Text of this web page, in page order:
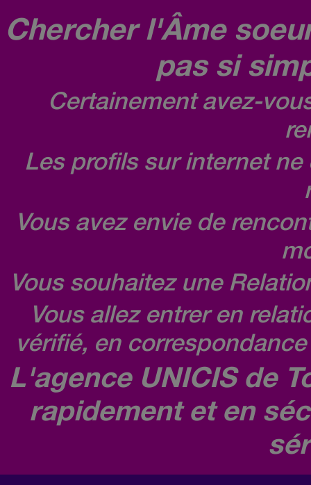
Chercher l'Âme
pas si
Certainement avez-
Les profils sur internet
Vous avez envie de
Vous souhaitez une
Vous allez entrer en
vérifié, en
L'agence UNICIS de
rapidement et en